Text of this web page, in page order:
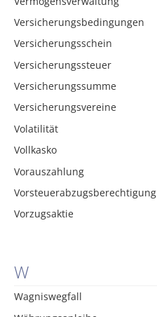
Versicherungsbedingungen
Versicherungsschein
Versicherungssteuer
Versicherungssumme
Versicherungsvereine
Volatilität
Vollkasko
Vorauszahlung
Vorsteuerabzugsberechtigung
Vorzugsaktie
W
Wagniswegfall